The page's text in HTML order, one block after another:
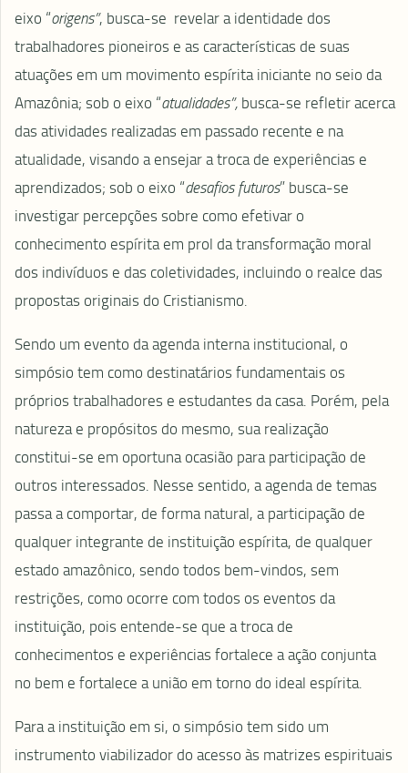
eixo “origens”, busca-se revelar a identidade dos
trabalhadores pioneiros e as características de suas
atuações em um movimento espírita iniciante no seio da
Amazônia; sob o eixo “atualidades”, busca-se refletir acerca
das atividades realizadas em passado recente e na
atualidade, visando a ensejar a troca de experiências e
aprendizados; sob o eixo “desafios futuros” busca-se
investigar percepções sobre como efetivar o
conhecimento espírita em prol da transformação moral
dos indivíduos e das coletividades, incluindo o realce das
propostas originais do Cristianismo.
Sendo um evento da agenda interna institucional, o
simpósio tem como destinatários fundamentais os
próprios trabalhadores e estudantes da casa. Porém, pela
natureza e propósitos do mesmo, sua realização
constitui-se em oportuna ocasião para participação de
outros interessados. Nesse sentido, a agenda de temas
passa a comportar, de forma natural, a participação de
qualquer integrante de instituição espírita, de qualquer
estado amazônico, sendo todos bem-vindos, sem
restrições, como ocorre com todos os eventos da
instituição, pois entende-se que a troca de
conhecimentos e experiências fortalece a ação conjunta
no bem e fortalece a união em torno do ideal espírita.
Para a instituição em si, o simpósio tem sido um
instrumento viabilizador do acesso às matrizes espirituais